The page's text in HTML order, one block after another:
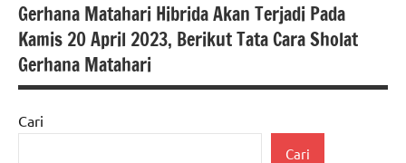
Gerhana Matahari Hibrida Akan Terjadi Pada
Kamis 20 April 2023, Berikut Tata Cara Sholat
Gerhana Matahari
Agama
Cari
Cari